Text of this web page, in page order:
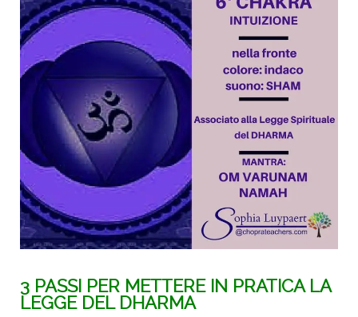
3 PASSI PER METTERE IN PRATICA LA
LEGGE DEL DHARMA